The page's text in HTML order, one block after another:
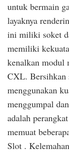
untuk bermain
layaknya
ini miliki soket
memiliki
kenalkan modul
CXL. Bersihkan
menggunakan
menggumpal
adalah
memuat
Slot .